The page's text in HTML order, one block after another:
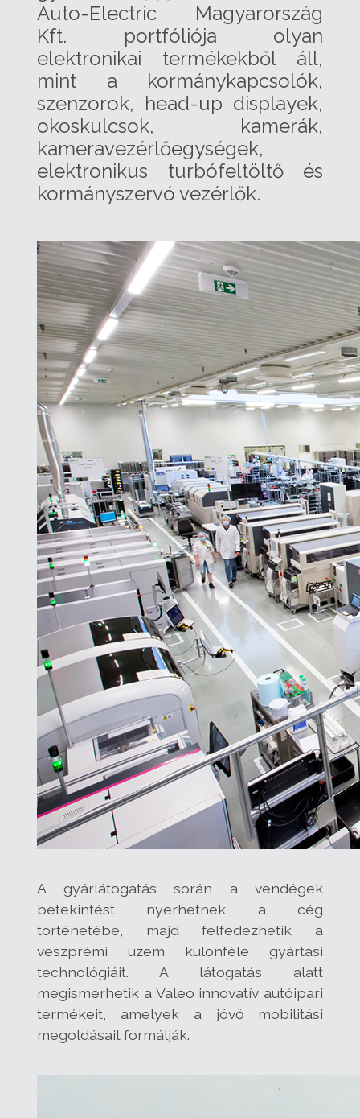
Auto-Electric Magyarország
Kft. portfóliója olyan
elektronikai termékekből áll,
mint a kormánykapcsolók,
szenzorok, head-up displayek,
okoskulcsok, kamerák,
kameravezérlőegységek,
elektronikus turbófeltöltő és
kormányszervó vezérlők.
A gyárlátogatás során a vendégek
betekintést nyerhetnek a cég
történetébe, majd felfedezhetik a
veszprémi üzem különféle gyártási
technológiáit. A látogatás alatt
megismerhetik a Valeo innovatív autóipari
termékeit, amelyek a jövő mobilitási
megoldásait formálják.